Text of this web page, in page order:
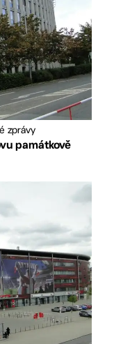
zprávy
památkově